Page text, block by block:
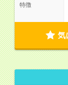
特徴
気